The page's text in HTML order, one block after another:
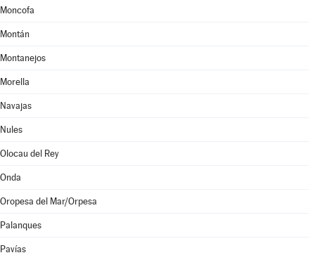
Moncofa
Montán
Montanejos
Morella
Navajas
Nules
Olocau del Rey
Onda
Oropesa del Mar/Orpesa
Palanques
Pavías